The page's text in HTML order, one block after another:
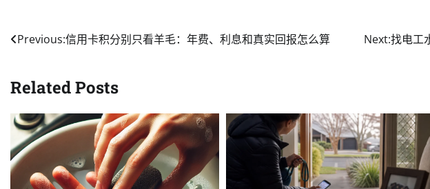
Post
Previous:信用卡积分别只看羊毛：年费、利息和真实回报怎么算 Next:找电工
Related Posts